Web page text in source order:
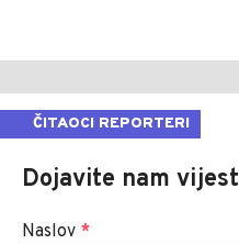
ČITAOCI REPORTERI
Dojavite nam vijest
Naslov *